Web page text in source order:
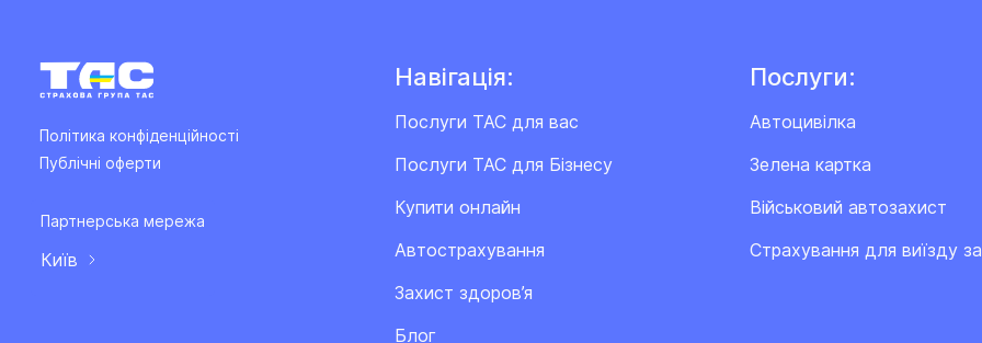
Політика конфіденційності
Публічні оферти
Партнерська мережа
Київ
Навігація:
Послуги ТАС для вас
Послуги ТАС для Бізнесу
Купити онлайн
Автострахування
Захист здоров’я
Блог
Послуги:
Автоцивілка
Зелена картка
Військовий автозахист
Cтрахування для виїзду